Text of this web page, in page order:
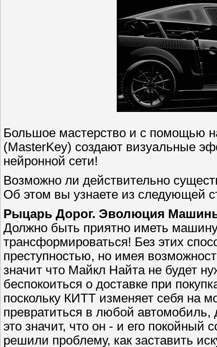
Большое мастерство и с помощью
(MasterKey) создают визуальные
нейронной сети!
Возможно ли действительно
Об этом вы узнаете из следующей
Рыцарь Дорог. Эволюция
Должно быть приятно иметь
трансформироваться! Без этих
преступностью, но имея
значит что Майкл Найта не будет
беспокоиться о доставке при
поскольку КИТТ изменяет себя на
превратиться в любой
это значит, что он - и его покойный
решили проблему, как заставить